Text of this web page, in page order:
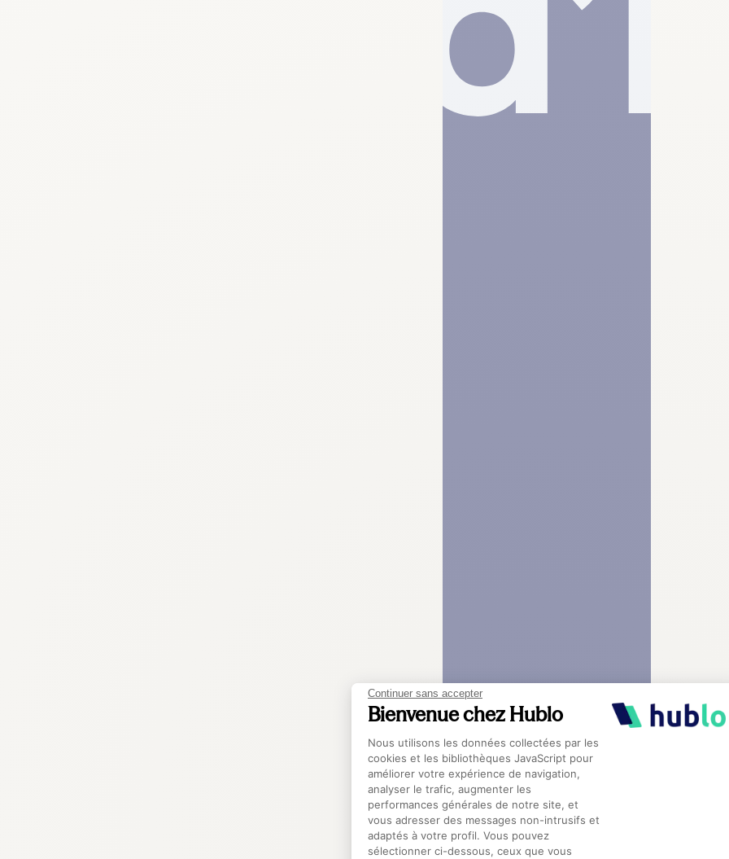
Continuer sans accepter
Bienvenue chez Hublo
Plateforme de Gestion du Consentement
Nous utilisons les données collectées par les
cookies et les bibliothèques JavaScript pour
améliorer votre expérience de navigation,
analyser le trafic, augmenter les
performances générales de notre site, et
vous adresser des messages non-intrusifs et
adaptés à votre profil. Vous pouvez
sélectionner ci-dessous, ceux que vous
Axeptio consent